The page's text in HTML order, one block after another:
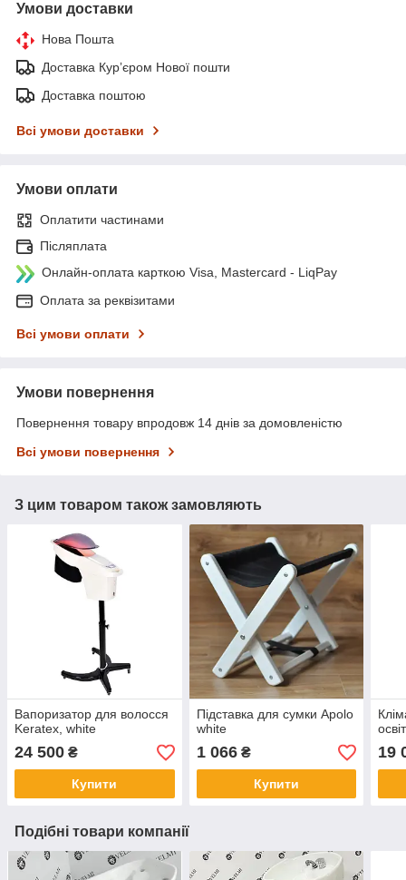
Умови доставки
Нова Пошта
Доставка Курʼєром Нової пошти
Доставка поштою
Всі умови доставки
Умови оплати
Оплатити частинами
Післяплата
Онлайн-оплата карткою Visa, Mastercard - LiqPay
Оплата за реквізитами
Всі умови оплати
Умови повернення
Повернення товару впродовж 14 днів за домовленістю
Всі умови повернення
З цим товаром також замовляють
Вапоризатор для волосся
Keratex, white
24 500 ₴
Купити
Підставка для сумки Apolo
white
1 066₴
Купити
19
Подібні товари компанії